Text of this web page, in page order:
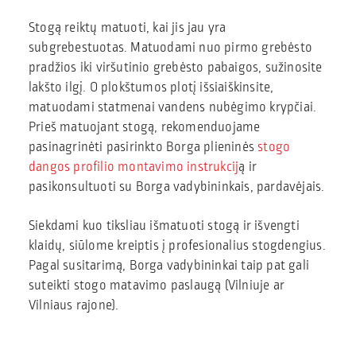
Stogą reiktų matuoti, kai jis jau yra
subgrebestuotas. Matuodami nuo pirmo grebėsto
pradžios iki viršutinio grebėsto pabaigos, sužinosite
lakšto ilgį. O plokštumos plotį išsiaiškinsite,
matuodami statmenai vandens nubėgimo krypčiai.
Prieš matuojant stogą, rekomenduojame
pasinagrinėti pasirinkto Borga plieninėsstogo
dangos profilio montavimo instrukciją ir
pasikonsultuoti su Borga vadybininkais, pardavėjais.
Siekdami kuo tiksliau išmatuoti stogą ir išvengti
klaidų, siūlome kreiptis į profesionalius stogdengius.
Pagal susitarimą, Borga vadybininkai taip pat gali
suteikti stogo matavimo paslaugą (Vilniuje ar
Vilniaus rajone).